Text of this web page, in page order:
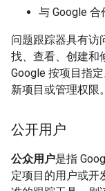
与 Google
问题跟踪器具有访
找、查看、创建和
Google 按项目指
新项目或管理权限。
公开用户
公众用户是指
定项目的用户或开